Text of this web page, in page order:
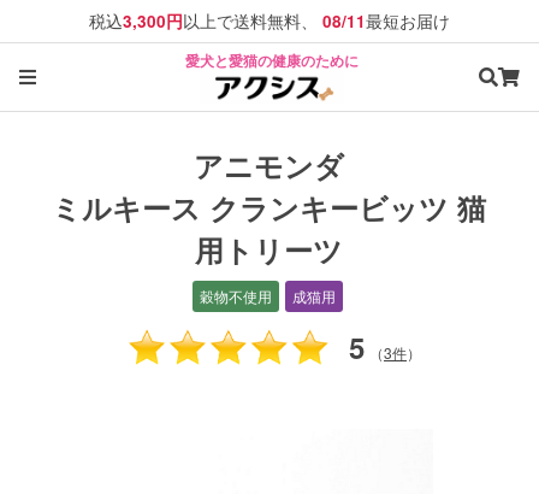
税込3,300円以上で送料無料、 08/11最短お届け
愛犬と愛猫の健康のために
アニモンダ
ミルキース クランキービッツ 猫
用トリーツ
穀物不使用 成猫用
5 （3件）